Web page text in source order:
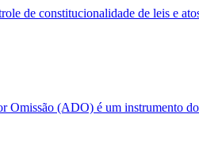
de constitucionalidade de leis e
Omissão (ADO) é um instrumento